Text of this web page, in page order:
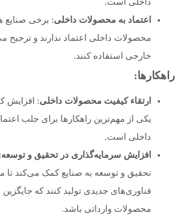
اعتماد به محصولات داخلی: برخی صنایع
محصولات داخلی اعتماد ندارند و ترجیح
خارجی استفاده کنند.
راهکارها:
ارتقاء کیفیت محصولات داخلی: افزایش
یکی از مهم‌ترین راهکارها برای جلب
داخلی است.
افزایش سرمایه‌گذاری در تحقیق و توسعه
تحقیق و توسعه به صنایع کمک می‌کند تا
فناوری‌های جدیدی تولید کنند که
محصولات وارداتی باشد.